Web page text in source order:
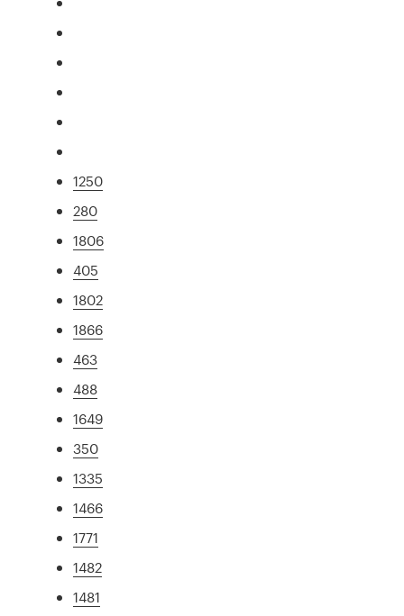
1250
280
1806
405
1802
1866
463
488
1649
350
1335
1466
1771
1482
1481